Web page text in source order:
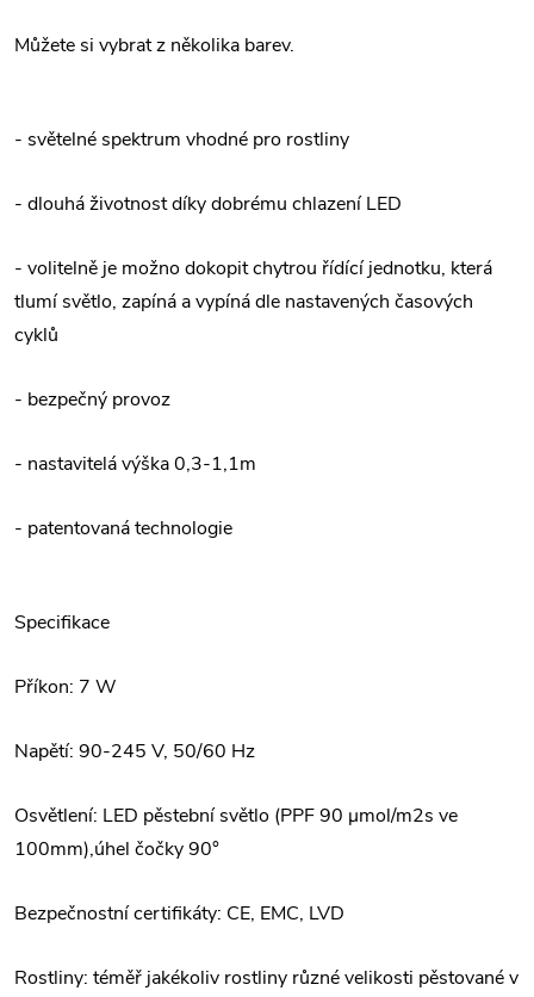
Můžete si vybrat z několika barev.
- světelné spektrum vhodné pro rostliny
- dlouhá životnost díky dobrému chlazení LED
- volitelně je možno dokopit chytrou řídící jednotku, která
tlumí světlo, zapíná a vypíná dle nastavených časových
cyklů
- bezpečný provoz
- nastavitelá výška 0,3-1,1m
- patentovaná technologie
Specifikace
Příkon: 7 W
Napětí: 90-245 V, 50/60 Hz
Osvětlení: LED pěstební světlo (PPF 90 μmol/m2s ve
100mm),úhel čočky 90°
Bezpečnostní certifikáty: CE, EMC, LVD
Rostliny: téměř jakékoliv rostliny různé velikosti pěstované v